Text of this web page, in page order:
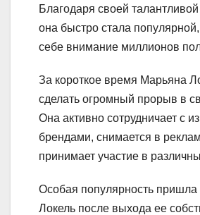
Благодаря своей
она быстро стала
себе внимание миллионов
За короткое время Марьяна
сделать огромный прорыв в
Она активно сотрудничает с
брендами, снимается в
принимает участие в
Особая популярность
Локель после выхода ее